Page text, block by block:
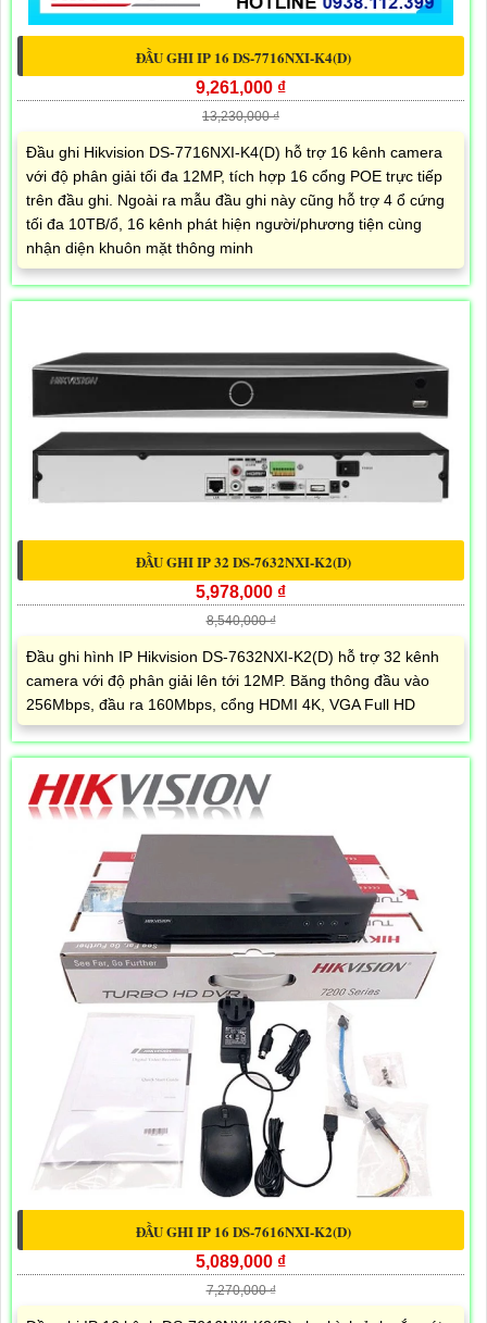
ĐẦU GHI IP 16 DS-7716NXI-K4(D)
9,261,000 ₫
13,230,000 ₫
Đầu ghi Hikvision DS-7716NXI-K4(D) hỗ trợ 16 kênh camera
với độ phân giải tối đa 12MP, tích hợp 16 cổng POE trực tiếp
trên đầu ghi. Ngoài ra mẫu đầu ghi này cũng hỗ trợ 4 ổ cứng
tối đa 10TB/ổ, 16 kênh phát hiện người/phương tiện cùng
nhận diện khuôn mặt thông minh
ĐẦU GHI IP 32 DS-7632NXI-K2(D)
5,978,000 ₫
8,540,000 ₫
Đầu ghi hình IP Hikvision DS-7632NXI-K2(D) hỗ trợ 32 kênh
camera với độ phân giải lên tới 12MP. Băng thông đầu vào
256Mbps, đầu ra 160Mbps, cổng HDMI 4K, VGA Full HD
ĐẦU GHI IP 16 DS-7616NXI-K2(D)
5,089,000 ₫
7,270,000 ₫